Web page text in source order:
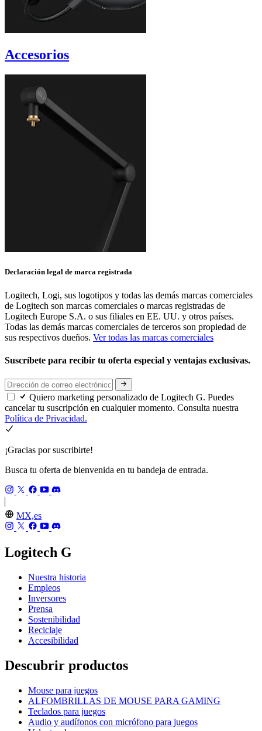
Accesorios
Declaración legal de marca registrada
Logitech, Logi, sus logotipos y todas las demás marcas comerciales
de Logitech son marcas comerciales o marcas registradas de
Logitech Europe S.A. o sus filiales en EE. UU. y otros países.
Todas las demás marcas comerciales de terceros son propiedad de
sus respectivos dueños. Ver todas las marcas comerciales
Suscríbete para recibir tu oferta especial y ventajas exclusivas.
Quiero marketing personalizado de Logitech G. Puedes
cancelar tu suscripción en cualquier momento. Consulta nuestra
Política de Privacidad.
¡Gracias por suscribirte!
Busca tu oferta de bienvenida en tu bandeja de entrada.
MX,es
Logitech G
Nuestra historia
Empleos
Inversores
Prensa
Sostenibilidad
Reciclaje
Accesibilidad
Descubrir productos
Mouse para juegos
ALFOMBRILLAS DE MOUSE PARA GAMING
Teclados para juegos
Audio y audífonos con micrófono para juegos